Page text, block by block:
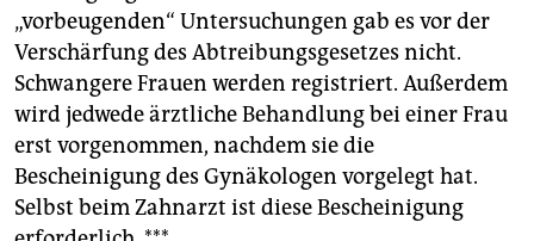
„vorbeugenden“ Untersuchungen gab es vor der
Verschärfung des Abtreibungsgesetzes nicht.
Schwangere Frauen werden registriert. Außerdem
wird jedwede ärztliche Behandlung bei einer Frau
erst vorgenommen, nachdem sie die
Bescheinigung des Gynäkologen vorgelegt hat.
Selbst beim Zahnarzt ist diese Bescheinigung